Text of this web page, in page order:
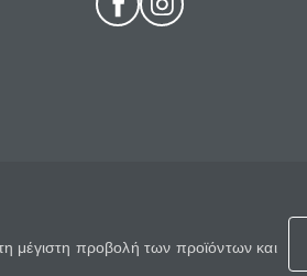
μέγιστη προβολή των προϊόντων και